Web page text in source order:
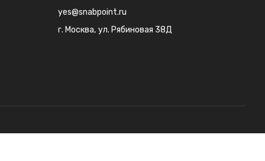
yes@snabpoint.ru
г. Москва, ул. Рябиновая 38Д